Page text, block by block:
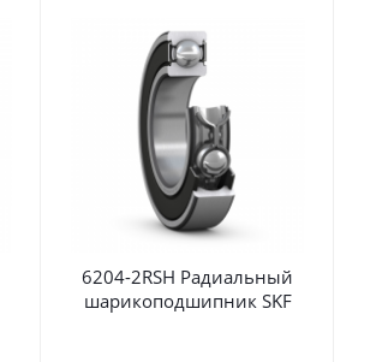
6204-2RSH Радиальный
шарикоподшипник SKF